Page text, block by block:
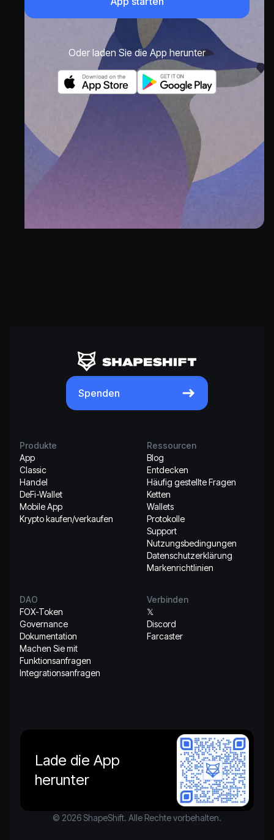
Oder laden Sie die App herunter
Spenden
Produkte
App
Classic
Handel
DeFi-Wallet
Mobile App
Krypto kaufen/verkaufen
Ressourcen
Blog
Entdecken
Häufig gestellte Fragen
Ketten
Wallets
Protokolle
Support
Nutzungsbedingungen
Datenschutzerklärung
Markenrichtlinien
DAO
FOX-Token
Governance
Dokumentation
Machen Sie mit
Funktionsanfragen
Integrationsanfragen
Verbinden
𝕏
Discord
Farcaster
Lade die App
herunter
© 2026 ShapeShift. Alle Rechte vorbehalten.